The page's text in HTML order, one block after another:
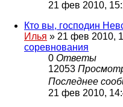
21 фев 2010,
Кто вы, господин
Илья » 21 фев 2010,
соревнования
0 Ответы
12053
Последнее
21 фев 2010,